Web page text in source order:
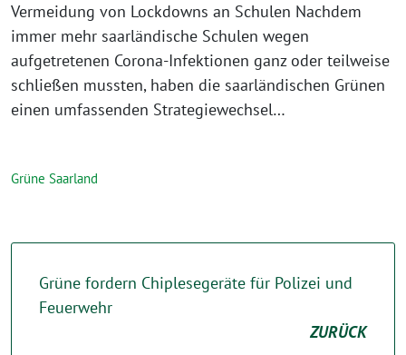
Vermeidung von Lockdowns an Schulen Nachdem
immer mehr saarländische Schulen wegen
aufgetretenen Corona-Infektionen ganz oder teilweise
schließen mussten, haben die saarländischen Grünen
einen umfassenden Strategiewechsel…
Grüne Saarland
Grüne fordern Chiplesegeräte für Polizei und
Feuerwehr
ZURÜCK